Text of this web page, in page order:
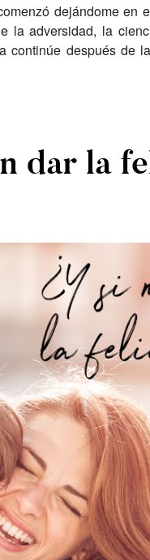
dejándome en
la adversidad, la
continúe después de
dar la